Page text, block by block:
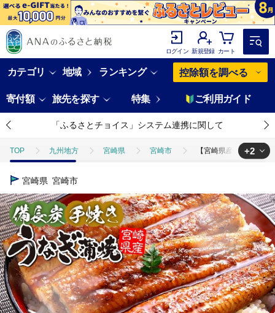
ログイン 新規登録 カート
カテゴリ 地域 ランキング 控除額を調べる
寄付額 旅先を探す 特集 ご利用ガイド
「ふるさとチョイス」システム連携に関して
TOP 九州地方 宮崎県 宮崎市 【宮崎県産】うなぎ
TOP
TOP 魚介類 うなぎ 【宮崎県産】うなぎ備長炭手焼き蒲焼
+2
宮崎県 宮崎市